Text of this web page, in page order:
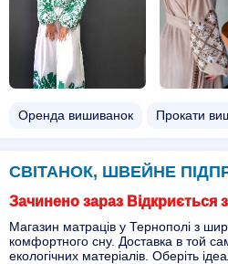
Оренда вишиванок Прокати
СВІТАНОК, ШВЕЙНЕ
Зачинено зараз Відкриється
Магазин матраців у Тернополі з
комфортного сну. Доставка в той
екологічних матеріалів. Оберіть